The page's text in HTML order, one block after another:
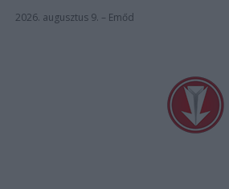
2026. augusztus 9. – Emőd